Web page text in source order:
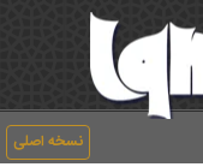
نسخه اصلی